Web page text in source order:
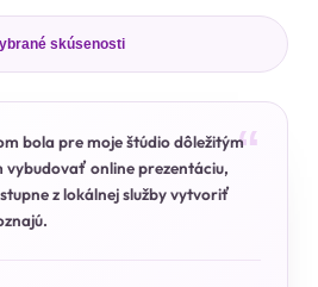
skúsenosti
“
bola pre moje štúdio dôležitým
online prezentáciu,
z lokálnej služby vytvoriť